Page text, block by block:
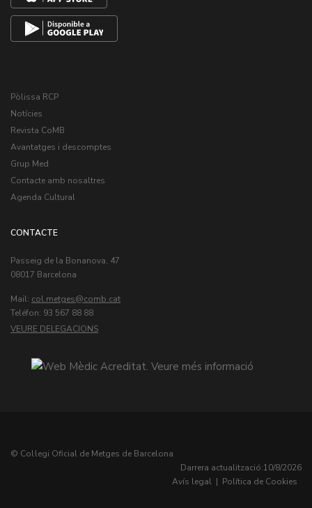
Pòlissa RCP
Notícies
Revista CoMB
Avantatges i descomptes
Grup Med
Contacte amb nosaltres
Agenda Cultural
CONTACTE
Passeig de la Bonanova, 47
08017 Barcelona
Mail: col.metges
Teléfon: 93 567 88 88
VEURE DELEGACIONS
© Col·legi Oficial de Metges de Barcelona
Darrera actualització:10/8/2026
Avís legal | Política de Cookies